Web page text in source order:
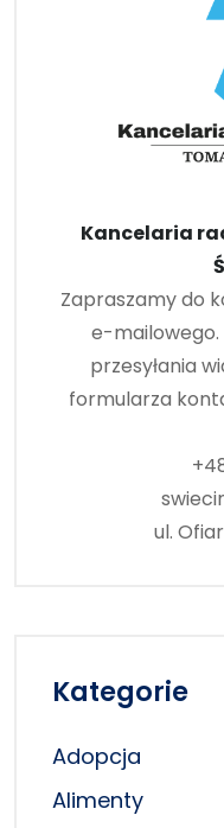
Kancelaria
Zapraszamy do
e-mailowego.
przesyłania
formularza
ul.
Kategorie
Adopcja
Alimenty